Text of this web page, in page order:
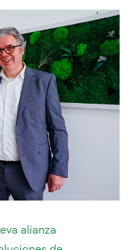
alianza